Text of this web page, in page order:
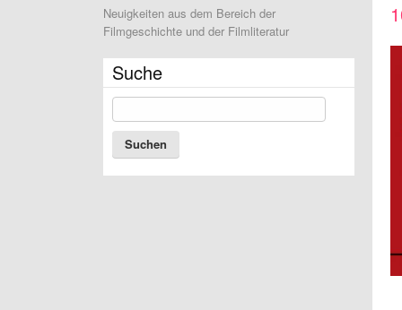
Neuigkeiten aus dem Bereich der
Filmgeschichte und der Filmliteratur
Suche